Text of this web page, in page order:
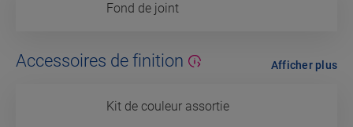
Fond de joint
Accessoires de finition
Kit de couleur assortie
Afficher plus